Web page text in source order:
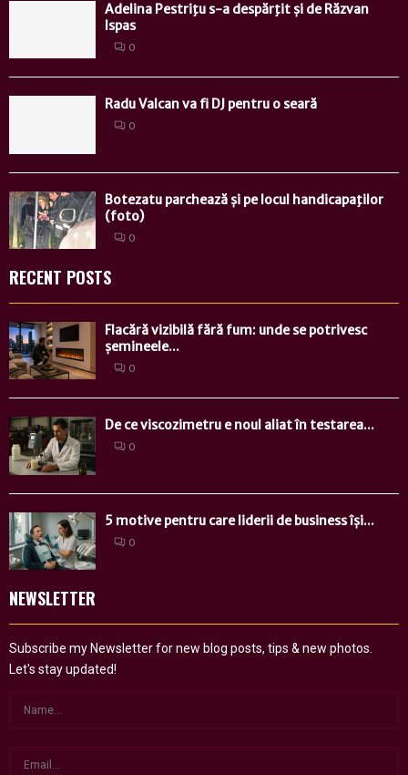
Adelina Pestriţu s-a despărţit și de Răzvan
Ispas
0
Radu Valcan va fi DJ pentru o seară
0
Botezatu parchează și pe locul handicapaţilor
(foto)
0
RECENT POSTS
Flacără vizibilă fără fum: unde se potrivesc
șemineele...
0
De ce viscozimetru e noul aliat în testarea...
0
5 motive pentru care liderii de business își...
0
NEWSLETTER
Subscribe my Newsletter for new blog posts, tips & new photos.
Let's stay updated!